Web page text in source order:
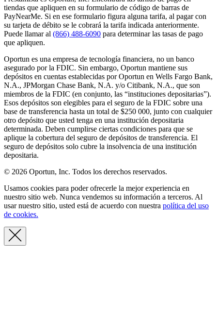
tiendas que apliquen en su formulario de código de barras de
PayNearMe. Si en ese formulario figura alguna tarifa, al pagar con
su tarjeta de débito se le cobrará la tarifa indicada anteriormente.
Puede llamar al (866) 488-6090 para determinar las tasas de pago
que apliquen.
Oportun es una empresa de tecnología financiera, no un banco
asegurado por la FDIC. Sin embargo, Oportun mantiene sus
depósitos en cuentas establecidas por Oportun en Wells Fargo Bank,
N.A., JPMorgan Chase Bank, N.A. y/o Citibank, N.A., que son
miembros de la FDIC (en conjunto, las “instituciones depositarias”).
Esos depósitos son elegibles para el seguro de la FDIC sobre una
base de transferencia hasta un total de $250 000, junto con cualquier
otro depósito que usted tenga en una institución depositaria
determinada. Deben cumplirse ciertas condiciones para que se
aplique la cobertura del seguro de depósitos de transferencia. El
seguro de depósitos solo cubre la insolvencia de una institución
depositaria.
© 2026 Oportun, Inc. Todos los derechos reservados.
Usamos cookies para poder ofrecerle la mejor experiencia en
nuestro sitio web. Nunca vendemos su información a terceros. Al
usar nuestro sitio, usted está de acuerdo con nuestra política del uso
de cookies.